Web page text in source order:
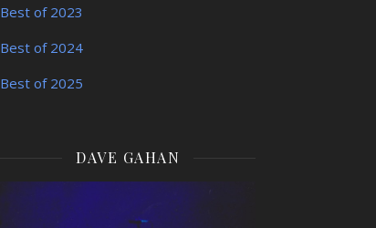
Best of 2023
Best of 2024
Best of 2025
DAVE GAHAN